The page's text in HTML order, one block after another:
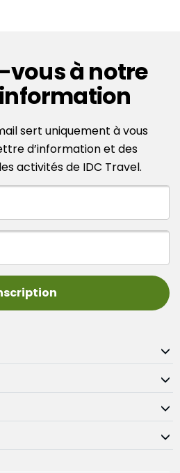
vous à notre
sert uniquement à vous
d’information et des
activités de IDC Travel.